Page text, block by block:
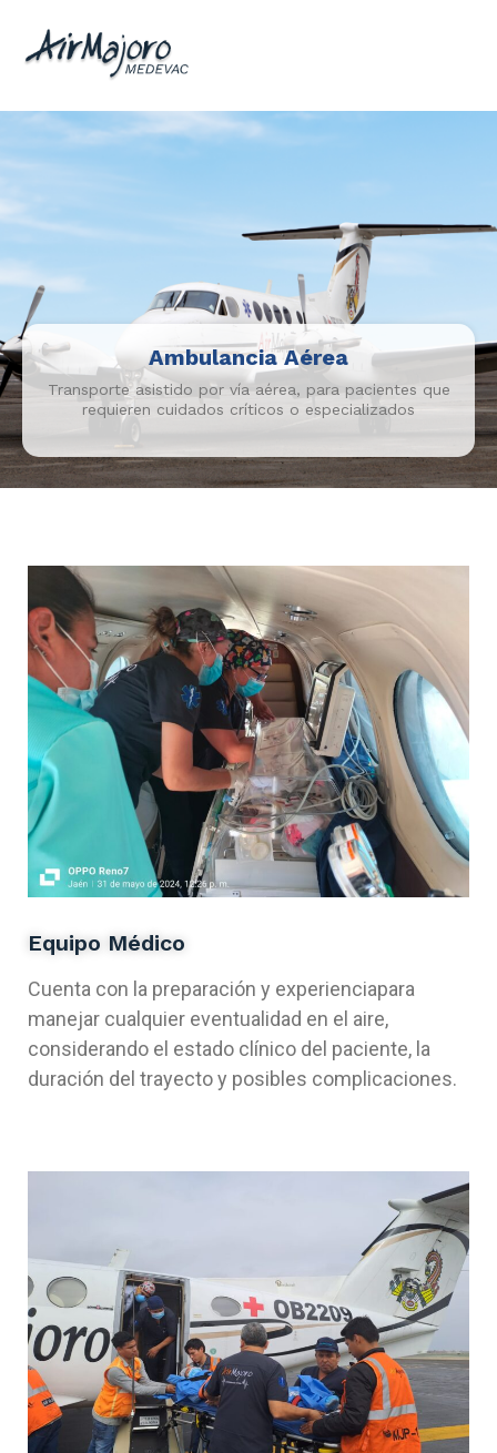
Ambulancia Aérea
Transporte asistido por vía aérea, para pacientes que
requieren cuidados críticos o especializados
Equipo Médico
Cuenta con la preparación y experienciapara
manejar cualquier eventualidad en el aire,
considerando el estado clínico del paciente, la
duración del trayecto y posibles complicaciones.